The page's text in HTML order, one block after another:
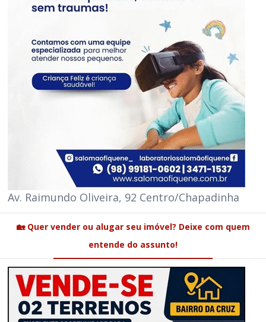
Av. Raimundo Oliveira, 92 Centro/Chapadinha
🏡 Quer vender ou alugar seu imóvel? Deixe com quem
entende do assunto!